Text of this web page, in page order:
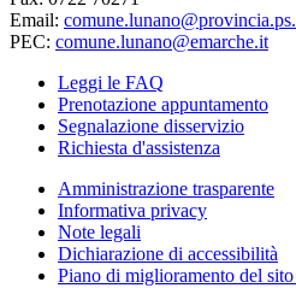
Email:
PEC: comune.lunano@emarche.it
Leggi le FAQ
Prenotazione appuntamento
Segnalazione disservizio
Richiesta d'assistenza
Amministrazione trasparente
Informativa privacy
Note legali
Dichiarazione di accessibilità
Piano di miglioramento del